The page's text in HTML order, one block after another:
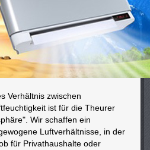
Verhältnis zwischen
ist für die Theurer
Wir schaffen ein
Luftverhältnisse, in der
für Privathaushalte oder